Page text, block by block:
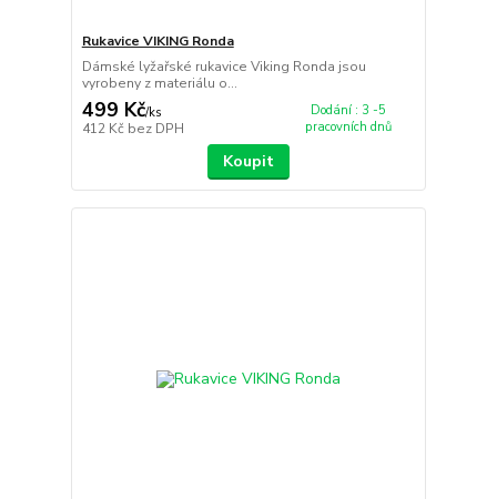
Rukavice VIKING Ronda
Dámské lyžařské rukavice Viking Ronda jsou
vyrobeny z materiálu o...
499 Kč/ks
412 Kč bez DPH
Dodání : 3 -5
pracovních dnů
Koupit